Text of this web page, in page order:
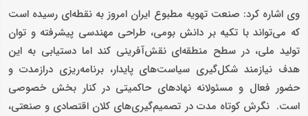
وی اشاره کرد: صنعت تهویه مطبوع ایران امروز به نقطه‌ای رسیده است
که می‌تواند با تکیه بر دانش بومی، طراحی مهندسی پیشرفته و توان
تولید ملی، در سطح منطقه‌ای نقش‌آفرینی کند اما دستیابی به این
هدف نیازمند شکل‌گیری سیاست‌های پایدار، برنامه‌ریزی درازمدت و
حضور فعال و مسئولانه نهادهای حاکمیتی در کنار بخش خصوصی
است. نگرش کوتاه‌ مدت در تصمیم‌گیری‌های کلان اقتصادی و صنعتی،